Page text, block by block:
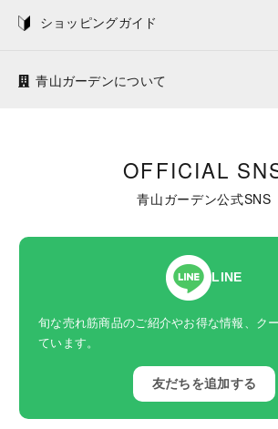
ショッピングガイド
青山ガーデンについて
OFFICIAL
青山ガーデン公式SNS
LINE
旬な売れ筋商品のご紹介やお得な情報、ク
ています。
友だちを追加する